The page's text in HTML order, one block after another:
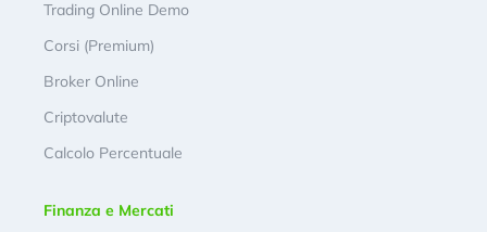
Trading Online Demo
Corsi (Premium)
Broker Online
Criptovalute
Calcolo Percentuale
Finanza e Mercati